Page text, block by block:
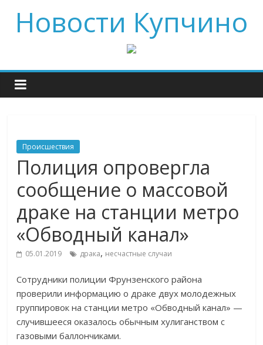
Новости Купчино
Происшествия
Полиция опровергла
сообщение о массовой
драке на станции метро
«Обводный канал»
05.01.2019 драка, несчастные случаи
Сотрудники полиции Фрунзенского района
проверили информацию о драке двух молодежных
группировок на станции метро «Обводный канал» —
случившееся оказалось обычным хулиганством с
газовыми баллончиками.